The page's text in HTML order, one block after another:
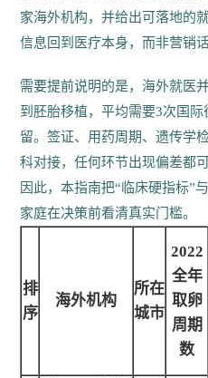
家海外机构，并给出可落地的
信息回到医疗本身，而非营销话
需要提前说明的是，海外就医
到胚胎移植，平均需要3次国
留。签证、用药周期、遗传学
科对接，任何环节出现偏差都
因此，本指南把“临床硬指标”
家庭在决策前看清真实门槛。
排
序
海外机构
所在
城市
2022
全年
取卵
周期
数